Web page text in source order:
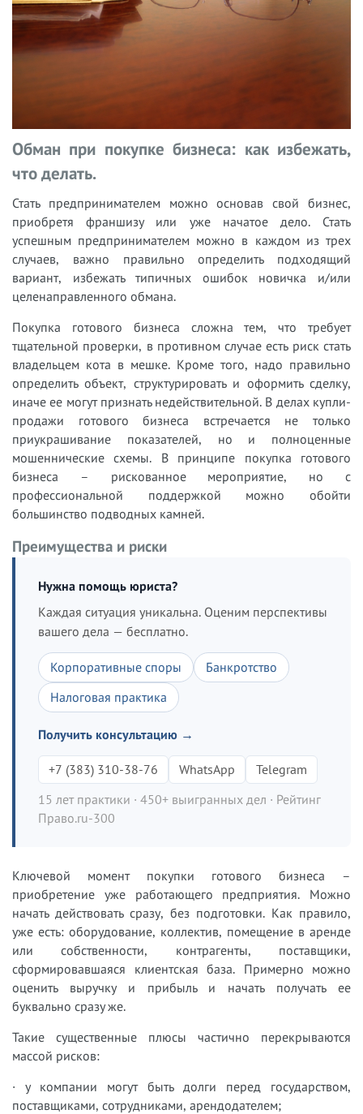
Обман при покупке бизнеса: как избежать,
что делать.
Стать предпринимателем можно основав свой бизнес,
приобретя франшизу или уже начатое дело. Стать
успешным предпринимателем можно в каждом из трех
случаев, важно правильно определить подходящий
вариант, избежать типичных ошибок новичка и/или
целенаправленного обмана.
Покупка готового бизнеса сложна тем, что требует
тщательной проверки, в противном случае есть риск стать
владельцем кота в мешке. Кроме того, надо правильно
определить объект, структурировать и оформить сделку,
иначе ее могут признать недействительной. В делах купли-
продажи готового бизнеса встречается не только
приукрашивание показателей, но и полноценные
мошеннические схемы. В принципе покупка готового
бизнеса – рискованное мероприятие, но с
профессиональной поддержкой можно обойти
большинство подводных камней.
Преимущества и риски
Нужна помощь юриста?
Каждая ситуация уникальна. Оценим перспективы
вашего дела — бесплатно.
Корпоративные споры
Банкротство
Налоговая практика
Получить консультацию →
+7 (383) 310-38-76 WhatsApp
Telegram
15 лет практики · 450+ выигранных дел · Рейтинг
Право.ru-300
Ключевой момент покупки готового бизнеса –
приобретение уже работающего предприятия. Можно
начать действовать сразу, без подготовки. Как правило,
уже есть: оборудование, коллектив, помещение в аренде
или собственности, контрагенты, поставщики,
сформировавшаяся клиентская база. Примерно можно
оценить выручку и прибыль и начать получать ее
буквально сразу же.
Такие существенные плюсы частично перекрываются
массой рисков:
· у компании могут быть долги перед государством,
поставщиками, сотрудниками, арендодателем;